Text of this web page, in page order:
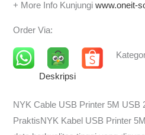
+ More Info Kunjungiwww.oneit-
Order Via:
Deskripsi
NYK Cable USB Printer 5M USB
PraktisNYK Kabel USB Printer